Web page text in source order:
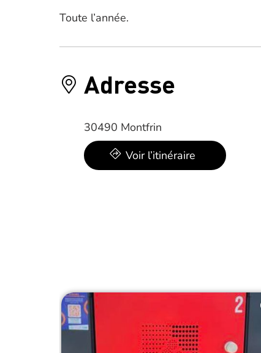
Toute l’année.
Adresse
30490 Montfrin
Voir l’itinéraire